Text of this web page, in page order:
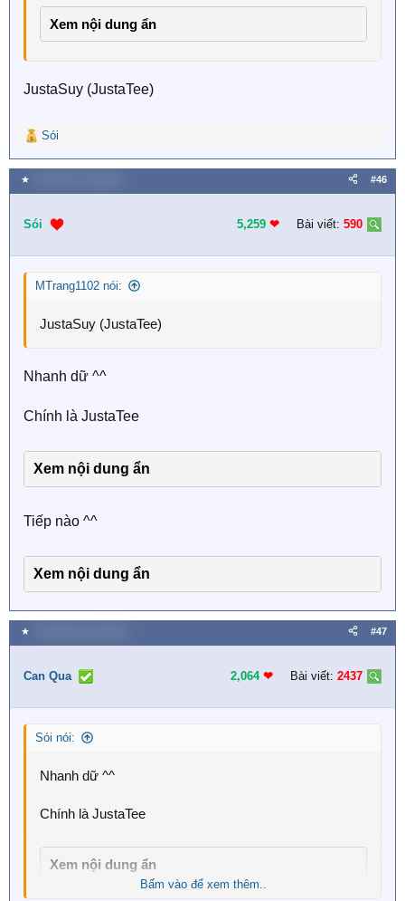
Xem nội dung ẩn
JustaSuy (JustaTee)
R
e
a
c
i
n
s
Sói
★ #46
Sói 5,259 ❤︎ Bài viết: 590
MTrang1102 nói:
JustaSuy (JustaTee)
Nhanh dữ ^^
Chính là JustaTee
Xem nội dung ẩn
Tiếp nào ^^
Xem nội dung ẩn
★ #47
Can Qua 2,064 ❤︎ Bài viết: 2437
Sói nói:
Nhanh dữ ^^
Chính là JustaTee
Xem nội dung ẩn
Bấm vào để xem thêm..